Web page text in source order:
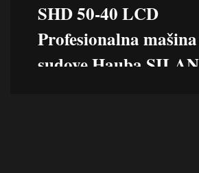
Haube SILANOS,SHD serija
SHD 50-40 LCD
Profesionalna
sudove Hauba